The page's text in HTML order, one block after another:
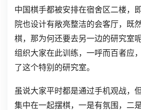
中国棋手都被安排在宿舍区二楼，
院也设计有敞亮整洁的会客厅，既
棋，那为何还要去另一边的研究室
组织大家在此训练，一呼而百者应
了这个特别的研究室。
虽说大家平时都是通过手机观战，
集中在一起摆棋，一是有氛围，二